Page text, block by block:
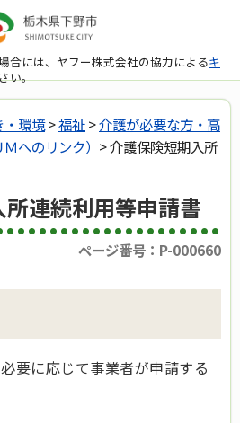
合には、ヤフー株式会社の協力によるキ
い。
・環境>福祉>介護が必要な方・高
へのリンク） > 介護保険短期入所
連続利用等申請書
ページ番号：P-000660
要に応じて事業者が申請する